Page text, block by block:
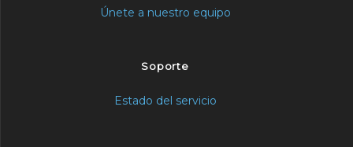
Únete a nuestro equipo
Soporte
Estado del servicio